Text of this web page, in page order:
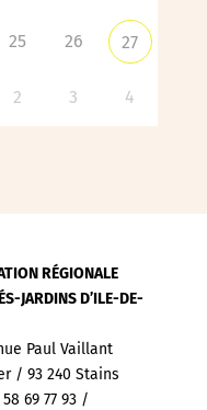
25 26 27
2 3 4
RÉGIONALE
JARDINS D’ILE-DE-
Paul Vaillant
/ 93 240 Stains
69 77 93 /